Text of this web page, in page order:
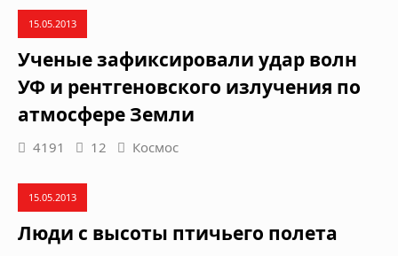
15.05.2013
Ученые зафиксировали удар волн
УФ и рентгеновского излучения по
атмосфере Земли
4191 12 Космос
15.05.2013
Люди с высоты птичьего полета